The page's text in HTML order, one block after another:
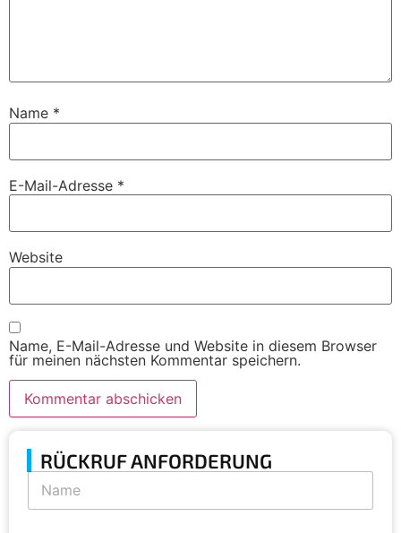
Name *
E-Mail-Adresse *
Website
Name, E-Mail-Adresse und Website in diesem Browser
für meinen nächsten Kommentar speichern.
RÜCKRUF ANFORDERUNG
N
m